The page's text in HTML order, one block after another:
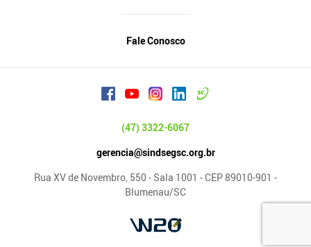
Fale Conosco
(47) 3322-6067
gerencia@sindsegsc.org.br
Rua XV de Novembro, 550 - Sala 1001 - CEP 89010-901 -
Blumenau/SC